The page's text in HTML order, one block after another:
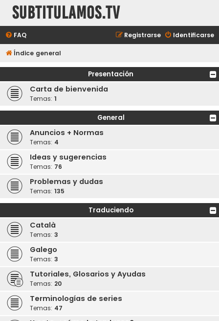
subtitulamos.tv
FAQ Identificarse
Registrarse
Índice general
Presentación
Carta de bienvenida
Temas: 1
General
Anuncios + Normas
Temas: 4
Ideas y sugerencias
Temas: 76
Problemas y dudas
Temas: 135
Traduciendo
Català
Temas: 3
Galego
Temas: 3
Tutoriales, Glosarios y Ayudas
Temas: 20
Terminologías de series
Temas: 47